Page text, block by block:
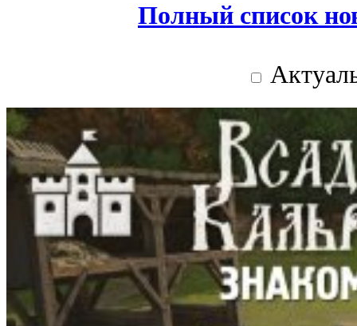
Полный список